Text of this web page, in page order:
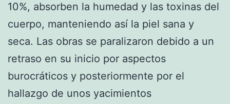
10%, absorben la humedad y las toxinas del
cuerpo, manteniendo así la piel sana y
seca. Las obras se paralizaron debido a un
retraso en su inicio por aspectos
burocráticos y posteriormente por el
hallazgo de unos yacimientos